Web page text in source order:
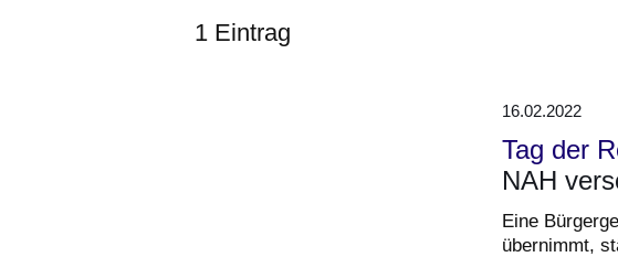
1 Eintrag
16.02.2022
Tag der
NAH
Eine
übernimmt,